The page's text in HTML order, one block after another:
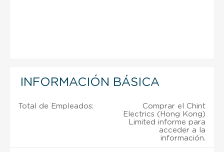
INFORMACIÓN BÁSICA
Total de Empleados:
Comprar el Chint
Electrics (Hong Kong)
Limited informe para
acceder a la
información.